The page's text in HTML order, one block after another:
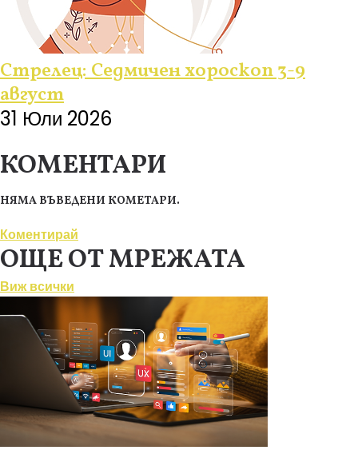
Стрелец: Седмичен хороскоп 3-9
август
31 Юли 2026
КОМЕНТАРИ
НЯМА ВЪВЕДЕНИ КОМЕТАРИ.
Коментирай
ОЩЕ ОТ МРЕЖАТА
Виж всички